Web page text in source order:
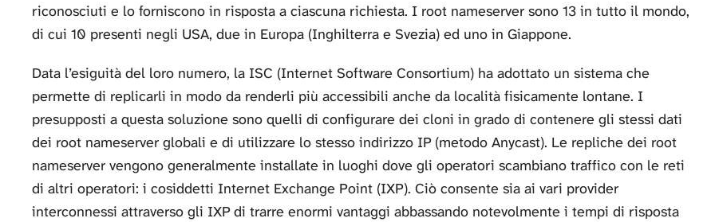
riconosciuti e lo forniscono in risposta a ciascuna richiesta. I root nameserver sono 13 in tutto il mondo,
di cui 10 presenti negli USA, due in Europa (Inghilterra e Svezia) ed uno in Giappone.
Data l’esiguità del loro numero, la ISC (Internet Software Consortium) ha adottato un sistema che
permette di replicarli in modo da renderli più accessibili anche da località fisicamente lontane. I
presupposti a questa soluzione sono quelli di configurare dei cloni in grado di contenere gli stessi dati
dei root nameserver globali e di utilizzare lo stesso indirizzo IP (metodo Anycast). Le repliche dei root
nameserver vengono generalmente installate in luoghi dove gli operatori scambiano traffico con le reti
di altri operatori: i cosiddetti Internet Exchange Point (IXP). Ciò consente sia ai vari provider
interconnessi attraverso gli IXP di trarre enormi vantaggi abbassando notevolmente i tempi di risposta